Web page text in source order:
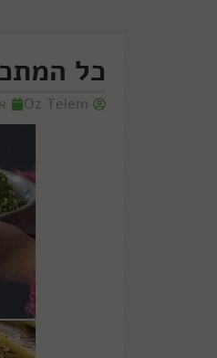
כל המתכונים
Oz Telem